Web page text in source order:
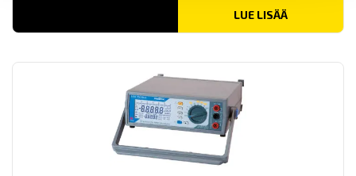
LUE LISÄÄ